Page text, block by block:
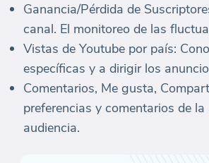
Ganancia/Pérdida de
canal. El monitoreo de las
Vistas de Youtube por país:
específicas y a dirigir los
Comentarios, Me gusta,
preferencias y comentarios de
audiencia.